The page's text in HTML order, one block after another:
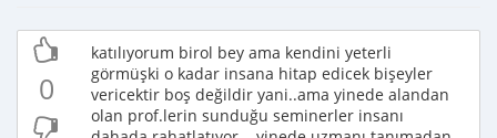
0
katılıyorum birol bey ama kendini yeterli
görmüşki o kadar insana hitap edicek bişeyler
vericektir boş değildir yani..ama yinede alandan
olan prof.lerin sunduğu seminerler insanı